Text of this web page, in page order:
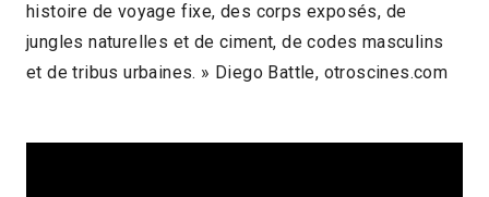
histoire de voyage fixe, des corps exposés, de
jungles naturelles et de ciment, de codes masculins
et de tribus urbaines. » Diego Battle, otroscines.com